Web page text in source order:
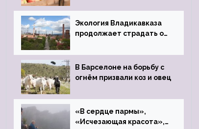
Экология Владикавказа
продолжает страдать от
завода
В Барселоне на борьбу с
огнём призвали коз и овец
«В сердце пармы»,
«Исчезающая красота»,